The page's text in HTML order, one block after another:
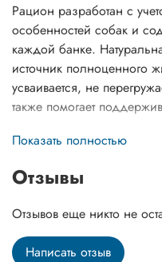
Рацион разработан с
особенностей собак и
каждой банке.
источник полноценного
усваивается, не
также помогает
Почему стоит выбрать этот
Высокое содержание
в каждой баночке.
Натуральный состав: Без
консервантов и
Показать полностью
Отзывы
Отзывов еще никто не
Написать отзыв